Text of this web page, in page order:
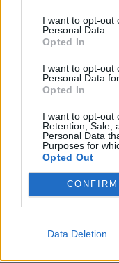
I want to opt-out
Personal Data.
Opted In
I want to opt-out
Personal Data
Opted In
I want to opt-out
Retention, Sale,
Personal Data
Purposes for
Opted Out
CONFIRM
Data Deletion
Η ίδια
Δημοσιεύθηκε σεΜουσική